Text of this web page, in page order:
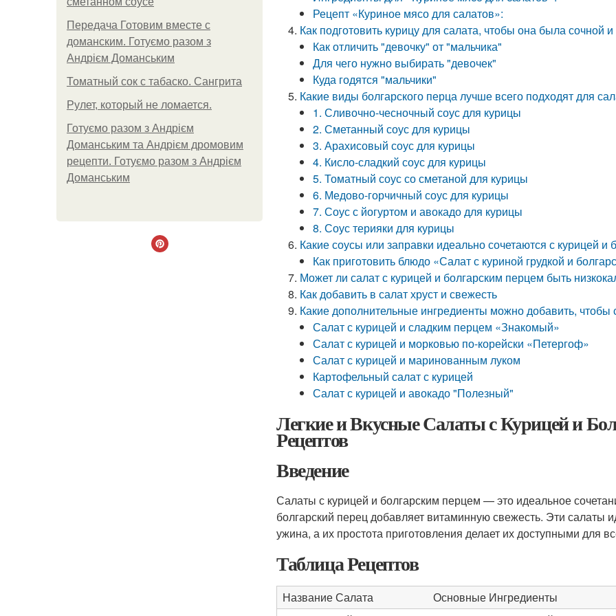
Передача Готовим вместе с
доманским. Готуємо разом з
Андрієм Доманським
Томатный сок с табаско. Сангрита
Рулет, который не ломается.
Готуємо разом з Андрієм
Доманським та Андрієм дромовим
рецепти. Готуємо разом з Андрієм
Доманським
Рецепт «Куриное мясо для салатов»:
Как подготовить курицу для салата, чтобы она была сочной
Как отличить "девочку" от "мальчика"
Для чего нужно выбирать "девочек"
Куда годятся "мальчики"
Какие виды болгарского перца лучше всего подходят для
1. Сливочно-чесночный соус для курицы
2. Сметанный соус для курицы
3. Арахисовый соус для курицы
4. Кисло-сладкий соус для курицы
5. Томатный соус со сметаной для курицы
6. Медово-горчичный соус для курицы
7. Соус с йогуртом и авокадо для курицы
8. Соус терияки для курицы
Какие соусы или заправки идеально сочетаются с курицей и
Как приготовить блюдо «Салат с куриной грудкой и
Может ли салат с курицей и болгарским перцем быть
Как добавить в салат хруст и свежесть
Какие дополнительные ингредиенты можно добавить,
Салат с курицей и сладким перцем «Знакомый»
Салат с курицей и морковью по-корейски «Петергоф»
Салат с курицей и маринованным луком
Картофельный салат с курицей
Салат с курицей и авокадо "Полезный"
Легкие и Вкусные Салаты с Курицей и
Рецептов
Введение
Салаты с курицей и болгарским перцем — это идеальное
болгарский перец добавляет витаминную свежесть. Эти салаты
ужина, а их простота приготовления делает их доступными для
Таблица Рецептов
Название Салата
Основные Ингредиенты